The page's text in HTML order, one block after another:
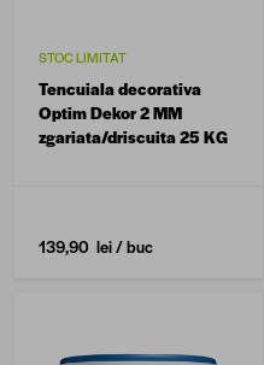
STOC LIMITAT
Tencuiala decorativa
Optim Dekor 2 MM
zgariata/driscuita 25 KG
139,90 lei/ buc